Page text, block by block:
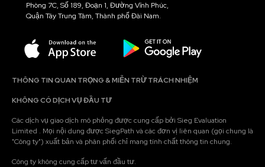
Phòng 7C, Số 189, Đoạn 1, Đường Vĩnh Phúc,
Quận Tây Trung Tâm, Thành phố Đài Nam.
THÔNG TIN QUAN TRỌNG & MIỄN TRỪ TRÁCH NHIỆM
KHÔNG CÓ DỊCH VỤ ĐẦU TƯ
Các dịch vụ giao dịch mô phỏng được cung cấp bởi Sieg Evaluation
Limited . Mọi nội dung được SiegPath và các đơn vị liên quan (gọi chung là
"Công ty") xuất bản và phân phối chỉ mang tính chất thông tin chung.
Công ty không cung cấp tư vấn đầu tư.